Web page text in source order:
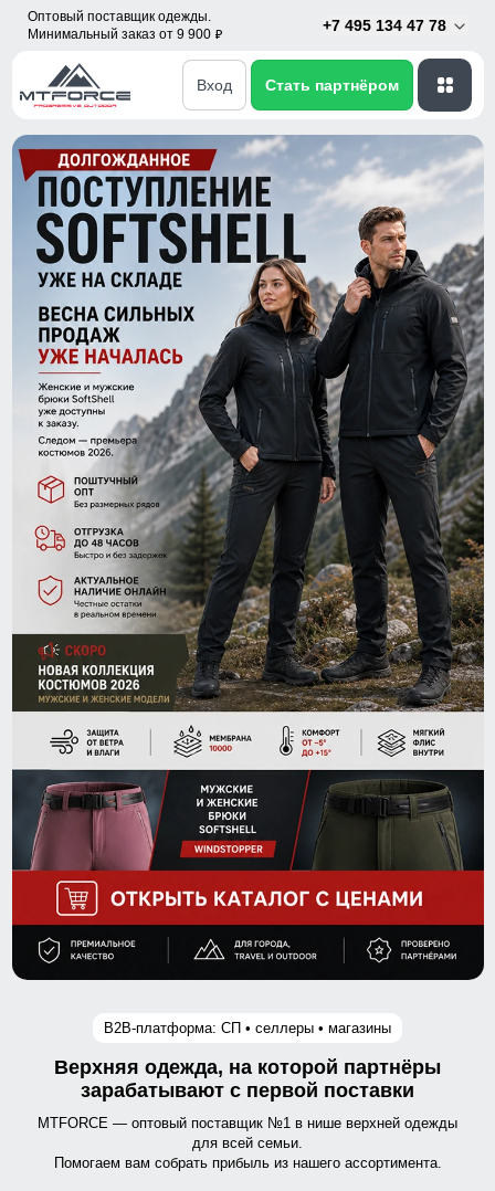
Оптовый поставщик одежды.
Минимальный заказ от 9 900 p
+7 495 134 47 78
Вход Стать партнёром
Верхняя одежда оптом от производителя в
B2B‑платформа: СП • селлеры • магазины
Верхняя одежда, на которой партнёры
зарабатывают с первой поставки
MTFORCE — оптовый поставщик №1 в нише верхней одежды
для всей семьи.
Помогаем вам собрать прибыль из нашего ассортимента.